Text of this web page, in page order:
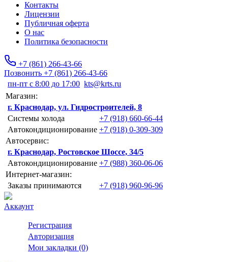
Контакты
Лицензии
Публичная оферта
О нас
Политика безопасности
+7 (861) 266-43-66
Позвонить +7 (861) 266-43-66
пн-пт с 8:00 до 17:00 kts@krts.ru
Магазин:
г. Краснодар, ул. Гидростроителей, 8
Системы холода
+7 (918) 660-66-44
Автокондиционирование +7 (918) 0-309-309
Автосервис:
г. Краснодар, Ростовское Шоссе, 34/5
Автокондиционирование +7 (988) 360-06-06
Интернет-магазин:
Заказы принимаются
+7 (918) 960-96-96
Аккаунт
Регистрация
Авторизация
Мои закладки (0)